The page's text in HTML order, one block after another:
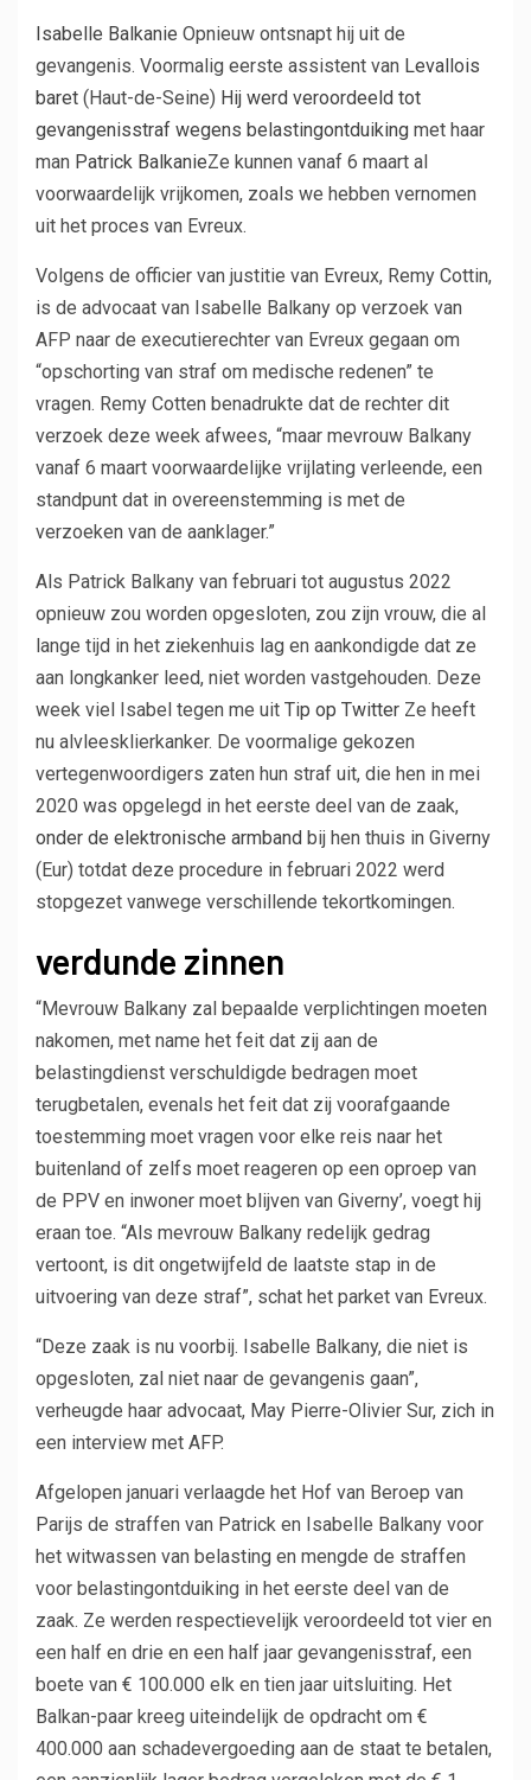
Isabelle Balkanie Opnieuw ontsnapt hij uit de
gevangenis. Voormalig eerste assistent van Levallois
baret (Haut-de-Seine) Hij werd veroordeeld tot
gevangenisstraf wegens belastingontduiking met haar
man Patrick BalkanieZe kunnen vanaf 6 maart al
voorwaardelijk vrijkomen, zoals we hebben vernomen
uit het proces van Evreux.
Volgens de officier van justitie van Evreux, Remy Cottin,
is de advocaat van Isabelle Balkany op verzoek van
AFP naar de executierechter van Evreux gegaan om
“opschorting van straf om medische redenen” te
vragen. Remy Cotten benadrukte dat de rechter dit
verzoek deze week afwees, “maar mevrouw Balkany
vanaf 6 maart voorwaardelijke vrijlating verleende, een
standpunt dat in overeenstemming is met de
verzoeken van de aanklager.”
Als Patrick Balkany van februari tot augustus 2022
opnieuw zou worden opgesloten, zou zijn vrouw, die al
lange tijd in het ziekenhuis lag en aankondigde dat ze
aan longkanker leed, niet worden vastgehouden. Deze
week viel Isabel tegen me uit Tip op Twitter Ze heeft
nu alvleesklierkanker. De voormalige gekozen
vertegenwoordigers zaten hun straf uit, die hen in mei
2020 was opgelegd in het eerste deel van de zaak,
onder de elektronische armband bij hen thuis in Giverny
(Eur) totdat deze procedure in februari 2022 werd
stopgezet vanwege verschillende tekortkomingen.
verdunde zinnen
“Mevrouw Balkany zal bepaalde verplichtingen moeten
nakomen, met name het feit dat zij aan de
belastingdienst verschuldigde bedragen moet
terugbetalen, evenals het feit dat zij voorafgaande
toestemming moet vragen voor elke reis naar het
buitenland of zelfs moet reageren op een oproep van
de PPV en inwoner moet blijven van Giverny’, voegt hij
eraan toe. “Als mevrouw Balkany redelijk gedrag
vertoont, is dit ongetwijfeld de laatste stap in de
uitvoering van deze straf”, schat het parket van Evreux.
“Deze zaak is nu voorbij. Isabelle Balkany, die niet is
opgesloten, zal niet naar de gevangenis gaan”,
verheugde haar advocaat, May Pierre-Olivier Sur, zich in
een interview met AFP.
Afgelopen januari verlaagde het Hof van Beroep van
Parijs de straffen van Patrick en Isabelle Balkany voor
het witwassen van belasting en mengde de straffen
voor belastingontduiking in het eerste deel van de
zaak. Ze werden respectievelijk veroordeeld tot vier en
een half en drie en een half jaar gevangenisstraf, een
boete van € 100.000 elk en tien jaar uitsluiting. Het
Balkan-paar kreeg uiteindelijk de opdracht om €
400.000 aan schadevergoeding aan de staat te betalen,